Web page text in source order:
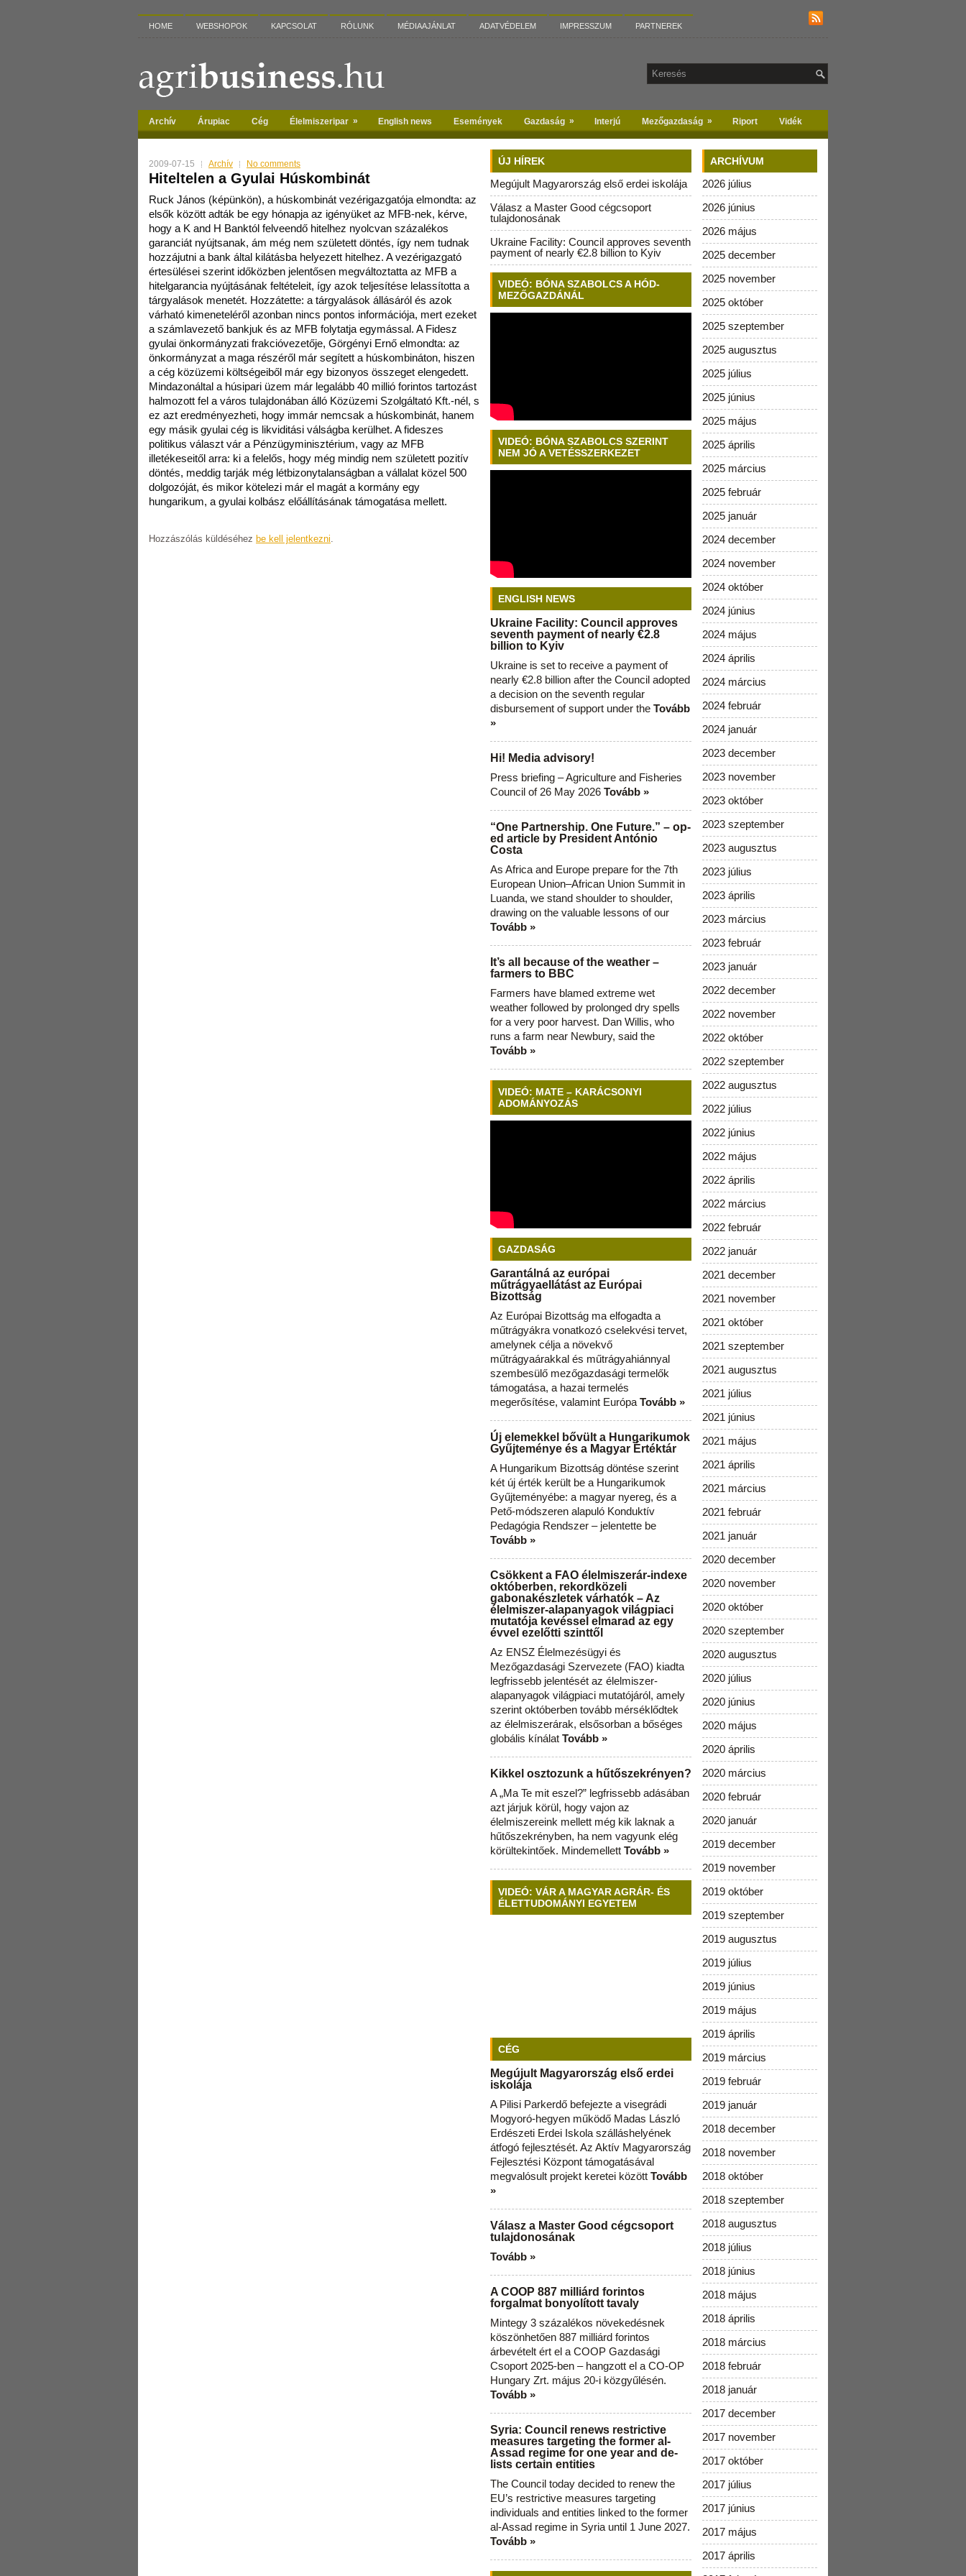
HOME WEBSHOPOK KAPCSOLAT RÓLUNK MÉDIAAJÁNLAT ADATVÉDELEM IMPRESSZUM PARTNEREK
Archív Árupiac Cég Élelmiszeripar » English news Események Gazdaság » Interjú Mezőgazdaság » Riport Vidék
2009-07-15 Archív No comments
Hiteltelen a Gyulai Húskombinát
Ruck János (képünkön), a húskombinát vezérigazgatója elmondta: az
elsők között adták be egy hónapja az igényüket az MFB-nek, kérve,
hogy a K and H Banktól felveendő hitelhez nyolcvan százalékos
garanciát nyújtsanak, ám még nem született döntés, így nem tudnak
hozzájutni a bank által kilátásba helyezett hitelhez. A vezérigazgató
értesülései szerint időközben jelentősen megváltoztatta az MFB a
hitelgarancia nyújtásának feltételeit, így azok teljesítése lelassította a
tárgyalások menetét. Hozzátette: a tárgyalások állásáról és azok
várható kimeneteléről azonban nincs pontos információja, mert ezeket
a számlavezető bankjuk és az MFB folytatja egymással. A Fidesz
gyulai önkormányzati frakcióvezetője, Görgényi Ernő elmondta: az
önkormányzat a maga részéről már segített a húskombináton, hiszen
a cég közüzemi költségeiből már egy bizonyos összeget elengedett.
Mindazonáltal a húsipari üzem már legalább 40 millió forintos tartozást
halmozott fel a város tulajdonában álló Közüzemi Szolgáltató Kft.-nél, s
ez azt eredményezheti, hogy immár nemcsak a húskombinát, hanem
egy másik gyulai cég is likviditási válságba kerülhet. A fideszes
politikus választ vár a Pénzügyminisztérium, vagy az MFB
illetékeseitől arra: ki a felelős, hogy még mindig nem született pozitív
döntés, meddig tarják még létbizonytalanságban a vállalat közel 500
dolgozóját, és mikor kötelezi már el magát a kormány egy
hungarikum, a gyulai kolbász előállításának támogatása mellett.
Hozzászólás küldéséhez be kell jelentkezni.
ÚJ HÍREK
Megújult Magyarország első erdei iskolája
Válasz a Master Good cégcsoport
tulajdonosának
Ukraine Facility: Council approves seventh
payment of nearly €2.8 billion to Kyiv
VIDEÓ: BÓNA SZABOLCS A HÓD-
MEZŐGAZDÁNÁL
VIDEÓ: BÓNA SZABOLCS SZERINT
NEM JÓ A VETÉSSZERKEZET
ENGLISH NEWS
Ukraine Facility: Council approves
seventh payment of nearly €2.8
billion to Kyiv
Ukraine is set to receive a payment of
nearly €2.8 billion after the Council adopted
a decision on the seventh regular
disbursement of support under the Tovább
»
Hi! Media advisory!
Press briefing – Agriculture and Fisheries
Council of 26 May 2026 Tovább »
“One Partnership. One Future.” – op-
ed article by President António
Costa
As Africa and Europe prepare for the 7th
European Union–African Union Summit in
Luanda, we stand shoulder to shoulder,
drawing on the valuable lessons of our
Tovább »
It’s all because of the weather –
farmers to BBC
Farmers have blamed extreme wet
weather followed by prolonged dry spells
for a very poor harvest. Dan Willis, who
runs a farm near Newbury, said the
Tovább »
VIDEÓ: MATE – KARÁCSONYI
ADOMÁNYOZÁS
GAZDASÁG
Garantálná az európai
műtrágyaellátást az Európai
Bizottság
Az Európai Bizottság ma elfogadta a
műtrágyákra vonatkozó cselekvési tervet,
amelynek célja a növekvő
műtrágyaárakkal és műtrágyahiánnyal
szembesülő mezőgazdasági termelők
támogatása, a hazai termelés
megerősítése, valamint Európa Tovább »
Új elemekkel bővült a Hungarikumok
Gyűjteménye és a Magyar Értéktár
A Hungarikum Bizottság döntése szerint
két új érték került be a Hungarikumok
Gyűjteményébe: a magyar nyereg, és a
Pető-módszeren alapuló Konduktív
Pedagógia Rendszer – jelentette be
Tovább »
Csökkent a FAO élelmiszerár-indexe
októberben, rekordközeli
gabonakészletek várhatók – Az
élelmiszer-alapanyagok világpiaci
mutatója kevéssel elmarad az egy
évvel ezelőtti szinttől
Az ENSZ Élelmezésügyi és
Mezőgazdasági Szervezete (FAO) kiadta
legfrissebb jelentését az élelmiszer-
alapanyagok világpiaci mutatójáról, amely
szerint októberben tovább mérséklődtek
az élelmiszerárak, elsősorban a bőséges
globális kínálat Tovább »
Kikkel osztozunk a hűtőszekrényen?
A „Ma Te mit eszel?” legfrissebb adásában
azt járjuk körül, hogy vajon az
élelmiszereink mellett még kik laknak a
hűtőszekrényben, ha nem vagyunk elég
körültekintőek. Mindemellett Tovább »
VIDEÓ: VÁR A MAGYAR AGRÁR- ÉS
ÉLETTUDOMÁNYI EGYETEM
CÉG
Megújult Magyarország első erdei
iskolája
A Pilisi Parkerdő befejezte a visegrádi
Mogyoró-hegyen működő Madas László
Erdészeti Erdei Iskola szálláshelyének
átfogó fejlesztését. Az Aktív Magyarország
Fejlesztési Központ támogatásával
megvalósult projekt keretei között Tovább
»
Válasz a Master Good cégcsoport
tulajdonosának
Tovább »
A COOP 887 milliárd forintos
forgalmat bonyolított tavaly
Mintegy 3 százalékos növekedésnek
köszönhetően 887 milliárd forintos
árbevételt ért el a COOP Gazdasági
Csoport 2025-ben – hangzott el a CO-OP
Hungary Zrt. május 20-i közgyűlésén.
Tovább »
Syria: Council renews restrictive
measures targeting the former al-
Assad regime for one year and de-
lists certain entities
The Council today decided to renew the
EU’s restrictive measures targeting
individuals and entities linked to the former
al-Assad regime in Syria until 1 June 2027.
Tovább »
ARCHÍVUM
2026 július
2026 június
2026 május
2025 december
2025 november
2025 október
2025 szeptember
2025 augusztus
2025 július
2025 június
2025 május
2025 április
2025 március
2025 február
2025 január
2024 december
2024 november
2024 október
2024 június
2024 május
2024 április
2024 március
2024 február
2024 január
2023 december
2023 november
2023 október
2023 szeptember
2023 augusztus
2023 július
2023 április
2023 március
2023 február
2023 január
2022 december
2022 november
2022 október
2022 szeptember
2022 augusztus
2022 július
2022 június
2022 május
2022 április
2022 március
2022 február
2022 január
2021 december
2021 november
2021 október
2021 szeptember
2021 augusztus
2021 július
2021 június
2021 május
2021 április
2021 március
2021 február
2021 január
2020 december
2020 november
2020 október
2020 szeptember
2020 augusztus
2020 július
2020 június
2020 május
2020 április
2020 március
2020 február
2020 január
2019 december
2019 november
2019 október
2019 szeptember
2019 augusztus
2019 július
2019 június
2019 május
2019 április
2019 március
2019 február
2019 január
2018 december
2018 november
2018 október
2018 szeptember
2018 augusztus
2018 július
2018 június
2018 május
2018 április
2018 március
2018 február
2018 január
2017 december
2017 november
2017 október
2017 július
2017 június
2017 május
2017 április